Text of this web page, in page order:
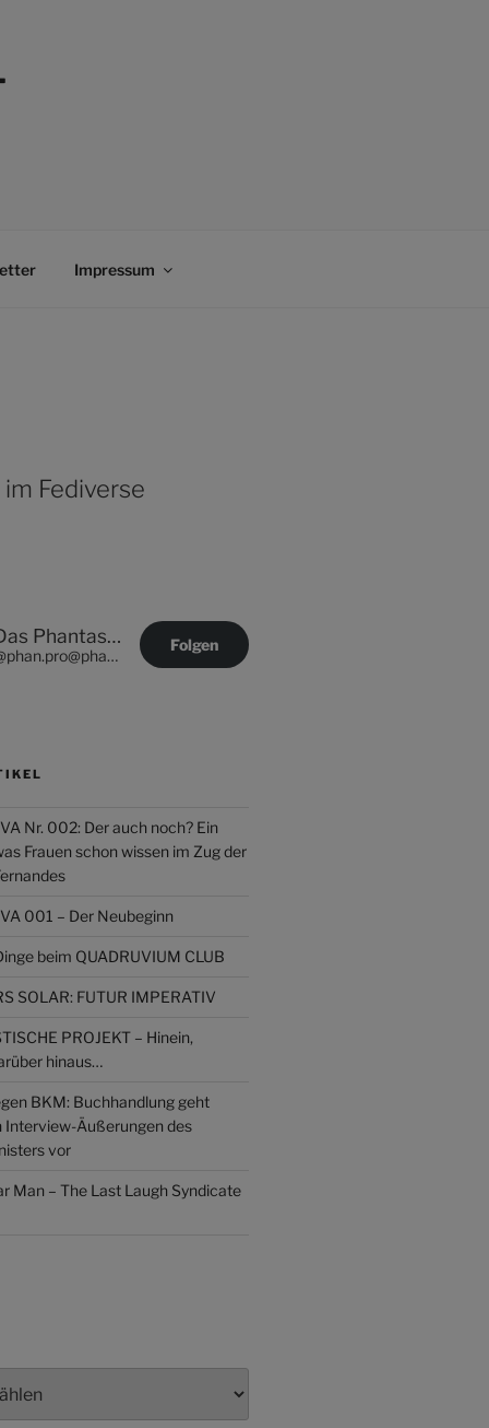
Impressum
Fediverse
Das Phantastische Projekt - PHAN.PRO
@phan.pro@phan.pro
Folgen
Nr. 002: Der auch noch? Ein
Frauen schon wissen im Zug der
001 – Der Neubeginn
beim QUADRUVIUM CLUB
SOLAR: FUTUR IMPERATIV
PROJEKT – Hinein,
hinaus…
BKM: Buchhandlung geht
Interview-Äußerungen des
vor
Man – The Last Laugh Syndicate